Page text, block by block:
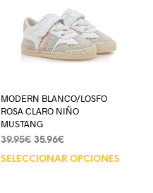
MODERN BLANCO/LOSFO
ROSA CLARO NIÑO
MUSTANG
39.95€ 35.96€
SELECCIONAR OPCIONES